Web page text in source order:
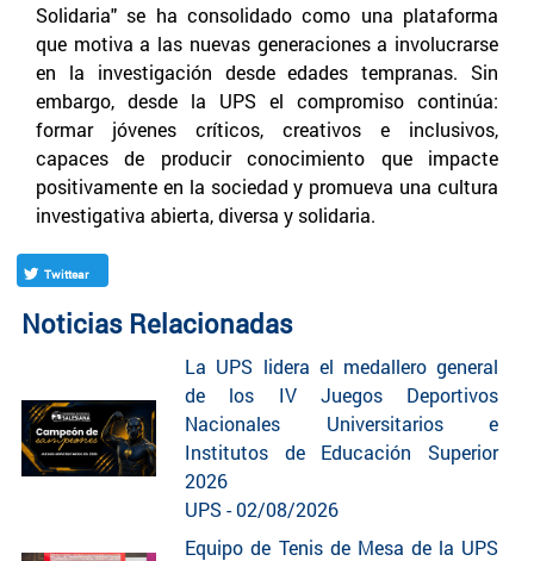
Solidaria" se ha consolidado como una plataforma
que motiva a las nuevas generaciones a involucrarse
en la investigación desde edades tempranas. Sin
embargo, desde la UPS el compromiso continúa:
formar jóvenes críticos, creativos e inclusivos,
capaces de producir conocimiento que impacte
positivamente en la sociedad y promueva una cultura
investigativa abierta, diversa y solidaria.
Twittear
Noticias Relacionadas
La UPS lidera el medallero general
de los IV Juegos Deportivos
Nacionales Universitarios e
Institutos de Educación Superior
2026
UPS - 02/08/2026
Equipo de Tenis de Mesa de la UPS